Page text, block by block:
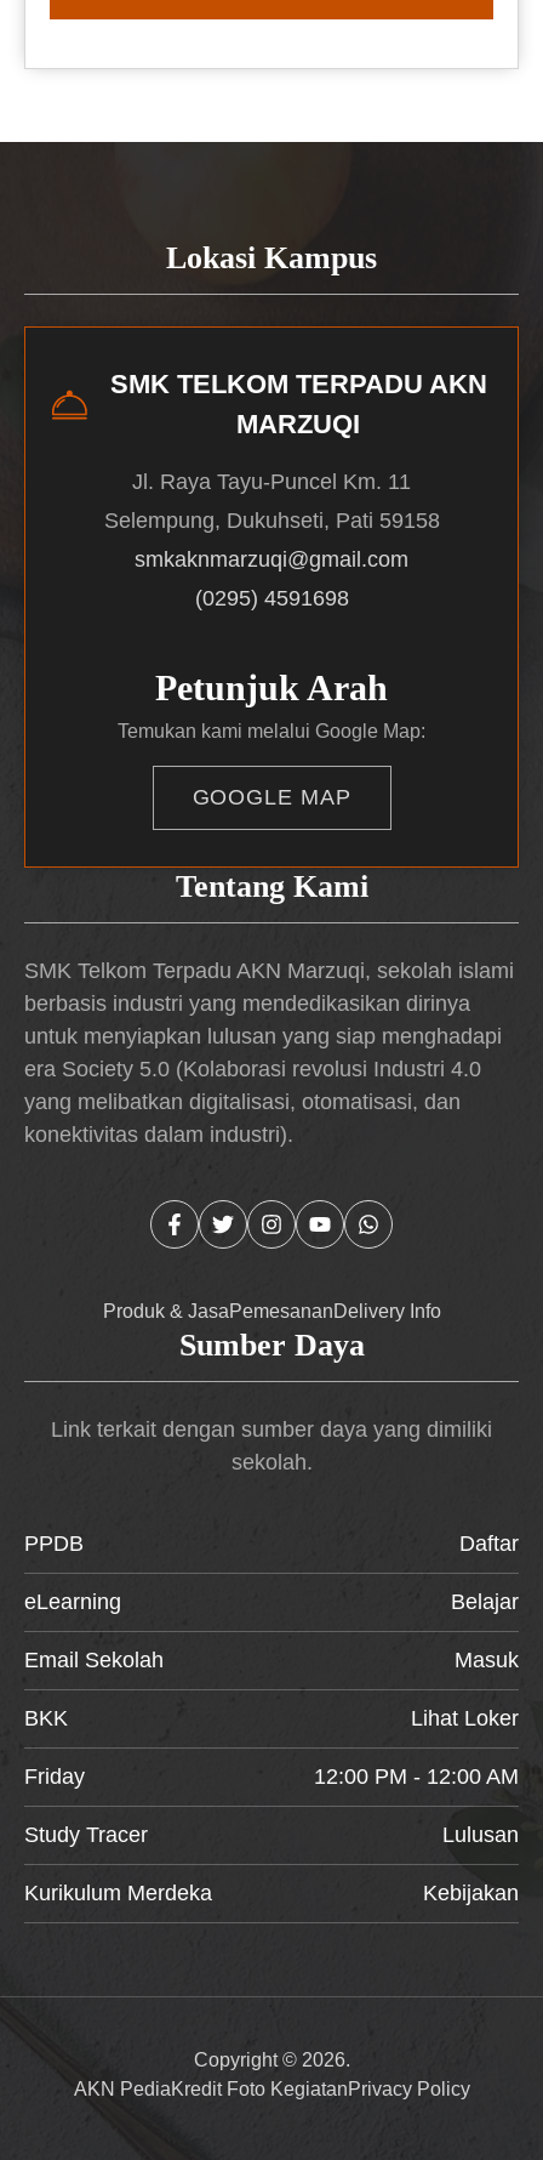
Tentang Kami
SMK Telkom Terpadu AKN Marzuqi, sekolah islami
berbasis industri yang mendedikasikan dirinya
untuk menyiapkan lulusan yang siap menghadapi
era Society 5.0 (Kolaborasi revolusi Industri 4.0
yang melibatkan digitalisasi, otomatisasi, dan
konektivitas dalam industri).
Produk & JasaPemesananDelivery Info
Lokasi Kampus
SMK TELKOM TERPADU AKN
MARZUQI
Jl. Raya Tayu-Puncel Km. 11
Selempung, Dukuhseti, Pati 59158
smkaknmarzuqi@gmail.com
(0295) 4591698
Petunjuk Arah
Temukan kami melalui Google Map:
GOOGLE MAP
Sumber Daya
Link terkait dengan sumber daya yang dimiliki
sekolah.
PPDB Daftar
eLearning Belajar
Email Sekolah Masuk
BKK Lihat Loker
Friday 12:00 PM - 12:00 AM
Study Tracer Lulusan
Kurikulum Merdeka Kebijakan
Copyright © 2026.
AKN PediaKredit Foto KegiatanPrivacy Policy